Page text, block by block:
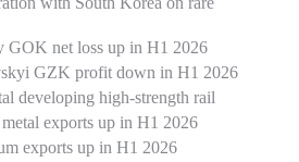
GOK net loss up in H1 2026
GZK profit down in H1 2026
developing high-strength rail
exports up in H1 2026
exports up in H1 2026